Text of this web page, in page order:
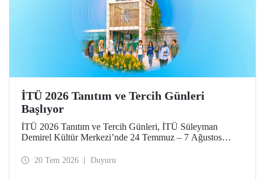
İTÜ 2026 Tanıtım ve Tercih Günleri
Başlıyor
İTÜ 2026 Tanıtım ve Tercih Günleri, İTÜ Süleyman
Demirel Kültür Merkezi’nde 24 Temmuz – 7 Ağustos
sunumlarına katılma, Ayazağa Yerleşkesi’ni otobüsle
20 Tem 2026 Duyuru